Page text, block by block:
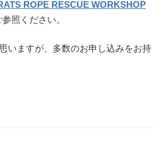
ROPE RESCUE WORKSHOP
照ください。
いますが、多数のお申し込みをお持